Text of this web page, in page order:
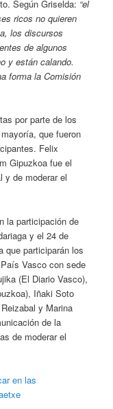
Según Griselda: “el
ricos no quieren
los discursos
de algunos
y están calando.
forma la Comisión
por parte de los
que fueron
Felix
Gipuzkoa fue el
y de moderar el
la participación de
y el 24 de
que participarán los
Vasco con sede
(El Diario Vasco),
Iñaki Soto
y Marina
de la
de moderar el